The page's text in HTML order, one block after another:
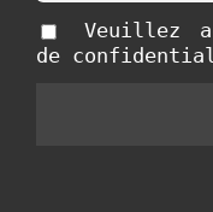
Veuillez
de